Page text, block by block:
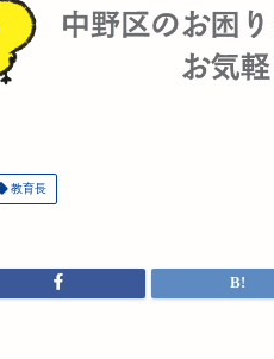
教育長